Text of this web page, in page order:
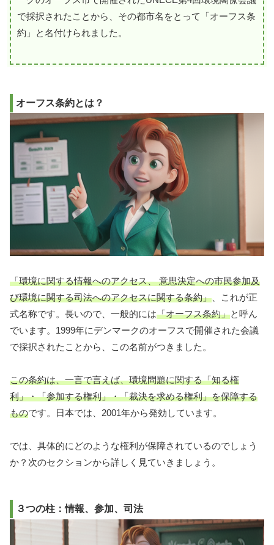
で採択されたことから、その都市名をとって「オーフス条
約」と名付けられました。
オーフス条約とは？
「環境に関する情報へのアクセス、 意思決定への市民参加及
び環境に関する司法へのアクセスに関する条約」 、これが正
式名称です。長いので、一般的には「オーフス条約」と呼ん
でいます。1999年にデンマークのオーフスで開催された会議
で採択されたことから、この名前がつきました。
この条約は、一言で言えば、環境問題に関する「知る権
利」・「参加する権利」・「裁決を求める権利」を保障する
ものです。日本では、2001年から発効しています。
では、具体的にどのような権利が保障されているのでしょう
か？次のセクションから詳しく見ていきましょう。
３つの柱：情報、参加、司法